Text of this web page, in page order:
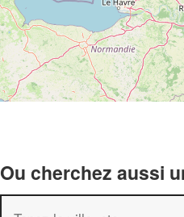
Ou cherchez aussi